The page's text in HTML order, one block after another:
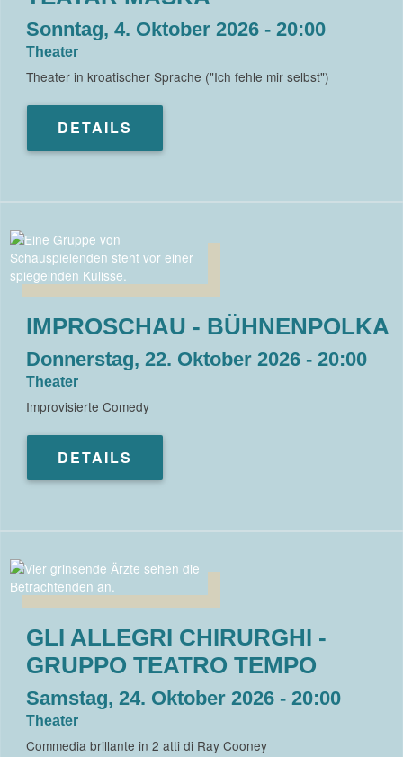
Sonntag, 4. Oktober 2026 - 20:00
Theater
Theater in kroatischer Sprache ("Ich fehle mir selbst")
DETAILS
IMPROSCHAU - BÜHNENPOLKA
Donnerstag, 22. Oktober 2026 - 20:00
Theater
Improvisierte Comedy
DETAILS
GLI ALLEGRI CHIRURGHI -
GRUPPO TEATRO TEMPO
Samstag, 24. Oktober 2026 - 20:00
Theater
Commedia brillante in 2 atti di Ray Cooney